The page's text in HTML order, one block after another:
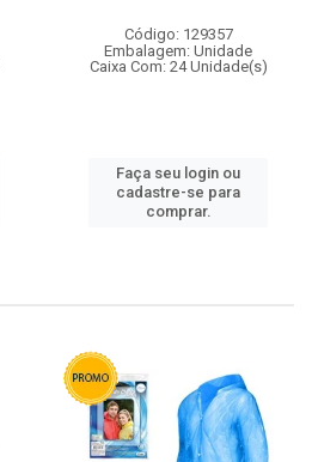
Código: 129357
Embalagem: Unidade
Caixa Com: 24 Unidade(s)
Faça seu login ou
cadastre-se para
comprar.